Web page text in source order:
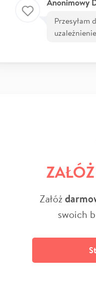
Przesyłam
Załóż
swoich